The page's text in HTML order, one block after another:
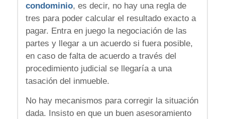
condominio, es decir, no hay una regla de
tres para poder calcular el resultado exacto a
pagar. Entra en juego la negociación de las
partes y llegar a un acuerdo si fuera posible,
en caso de falta de acuerdo a través del
procedimiento judicial se llegaría a una
tasación del inmueble.
No hay mecanismos para corregir la situación
dada. Insisto en que un buen asesoramiento